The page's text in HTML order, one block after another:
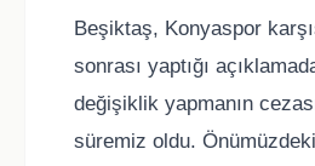
Beşiktaş, Konyaspor
sonrası yaptığı
değişiklik yapmanın
süremiz oldu.